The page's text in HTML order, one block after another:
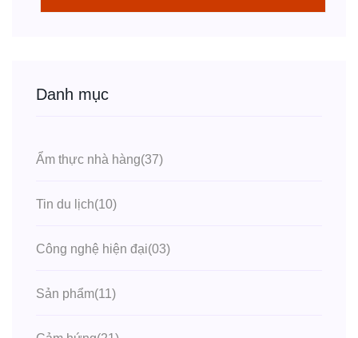
Danh mục
Ẩm thực nhà hàng(37)
Tin du lịch(10)
Công nghệ hiện đại(03)
Sản phẩm(11)